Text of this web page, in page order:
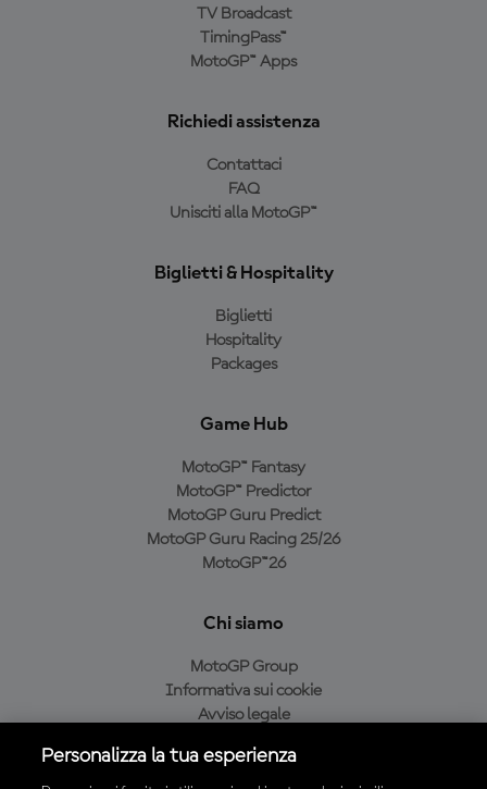
TV Broadcast
TimingPass™
MotoGP™ Apps
Richiedi assistenza
Contattaci
FAQ
Unisciti alla MotoGP™
Biglietti & Hospitality
Biglietti
Hospitality
Packages
Game Hub
MotoGP™ Fantasy
MotoGP™ Predictor
MotoGP Guru Predict
MotoGP Guru Racing 25/26
MotoGP™26
Chi siamo
MotoGP Group
Informativa sui cookie
Avviso legale
Condizioni di acquisto
Personalizza la tua esperienza